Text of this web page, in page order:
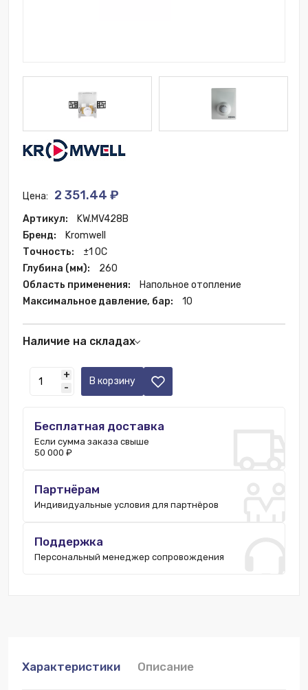
Цена: 2 351.44 ₽
Артикул:
KW.MV428B
Бренд:
Kromwell
Точность:
±1 OC
Глубина (мм):
260
Область применения:
Напольное отопление
Максимальное давление, бар:
10
Наличие на складах
Ростов-на-Дону:1 шт.
Екатеринбург:2 шт.
Нижний Новгород: 2 шт.
Уфа:2 шт.
+
-
В корзину
Бесплатная доставка
Если сумма заказа свыше
50 000 ₽
Партнёрам
Индивидуальные условия для партнёров
Поддержка
Персональный менеджер сопровождения
Характеристики Описание